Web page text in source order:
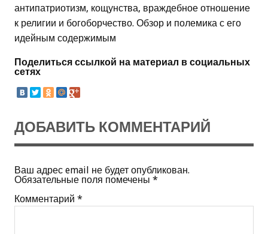
антипатриотизм, кощунства, враждебное отношение
к религии и богоборчество. Обзор и полемика с его
идейным содержимым
Поделиться ссылкой на материал в социальных
сетях
ДОБАВИТЬ КОММЕНТАРИЙ
Ваш адрес email не будет опубликован.
Обязательные поля помечены *
Комментарий *